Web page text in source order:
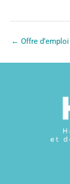
← Offre